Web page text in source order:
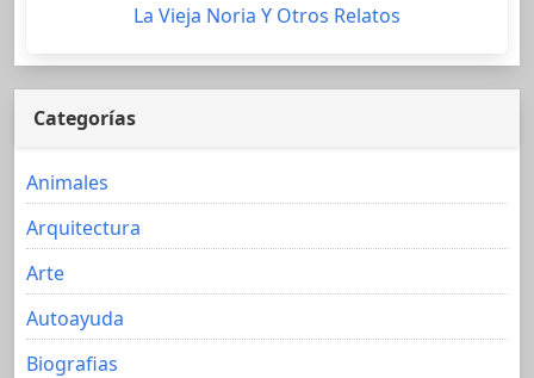
La Vieja Noria Y Otros Relatos
Categorías
Animales
Arquitectura
Arte
Autoayuda
Biografias